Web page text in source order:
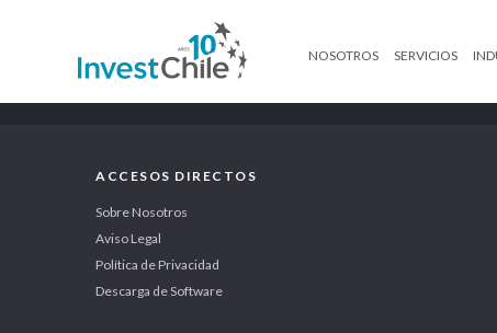
NOSOTROS SERVICIOS
ACCESOS DIRECTOS
Sobre Nosotros
Aviso Legal
Política de Privacidad
Descarga de Software